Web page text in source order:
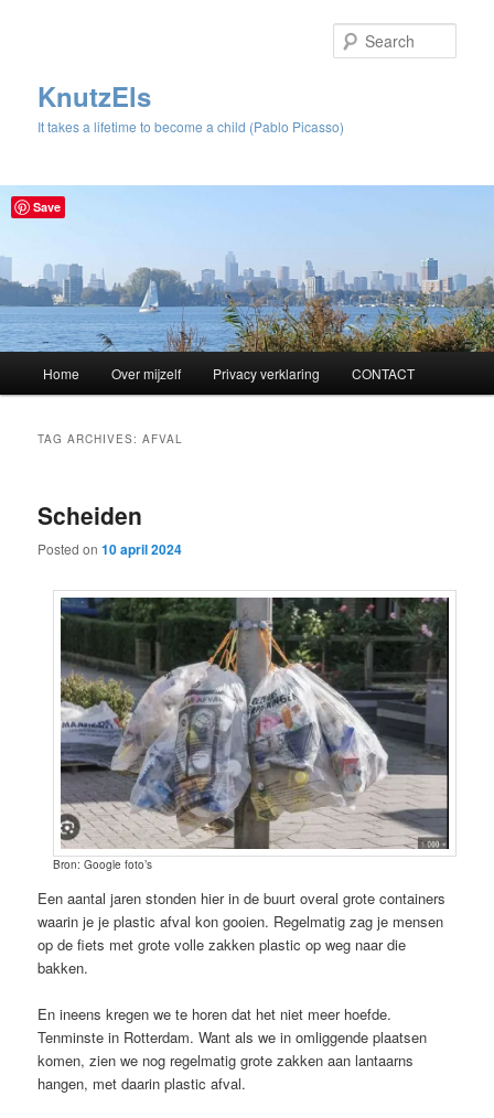
KnutzEls
It takes a lifetime to become a child (Pablo Picasso)
Skip
content
Skip
content
Home Over mijzelf Privacy verklaring CONTACT
TAG ARCHIVES:AFVAL
Scheiden
Posted on10 april 2024
Bron: Google foto’s
Een aantal jaren stonden hier in de buurt overal grote containers
waarin je je plastic afval kon gooien. Regelmatig zag je mensen
op de fiets met grote volle zakken plastic op weg naar die
bakken.
En ineens kregen we te horen dat het niet meer hoefde.
Tenminste in Rotterdam. Want als we in omliggende plaatsen
komen, zien we nog regelmatig grote zakken aan lantaarns
hangen, met daarin plastic afval.
Save